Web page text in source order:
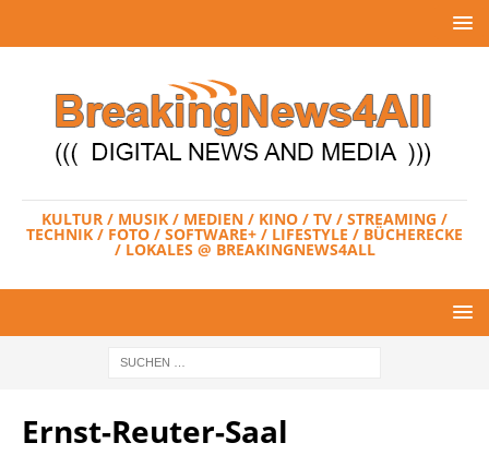
KULTUR / MUSIK / MEDIEN / KINO / TV / STREAMING /
TECHNIK / FOTO / SOFTWARE+ / LIFESTYLE / BÜCHERECKE
/ LOKALES @ BREAKINGNEWS4ALL
Ernst-Reuter-Saal